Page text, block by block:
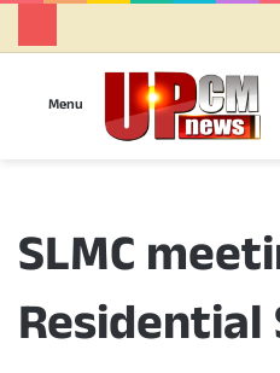
Menu
SLMC
Residential